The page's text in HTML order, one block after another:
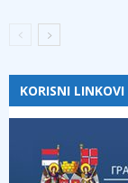
KORISNI LINKOVI